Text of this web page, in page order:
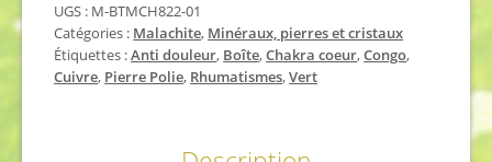
malachite
polie
76
mm
UGS : M-BTMCH822-01
Catégories : Malachite, Minéraux, pierres et cristaux
Étiquettes :Anti douleur, Boîte,Chakra coeur,Congo,
Cuivre, Pierre Polie, Rhumatismes,Vert